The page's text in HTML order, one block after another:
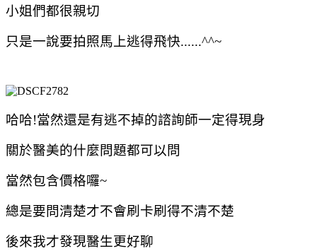
小姐們都很親切
只是一說要拍照馬上逃得飛快......^^~
哈哈!當然還是有逃不掉的諮詢師一定得現身
關於醫美的什麼問題都可以問
當然包含價格囉~
總是要問清楚才不會刷卡刷得不清不楚
後來我才發現醫生更好聊